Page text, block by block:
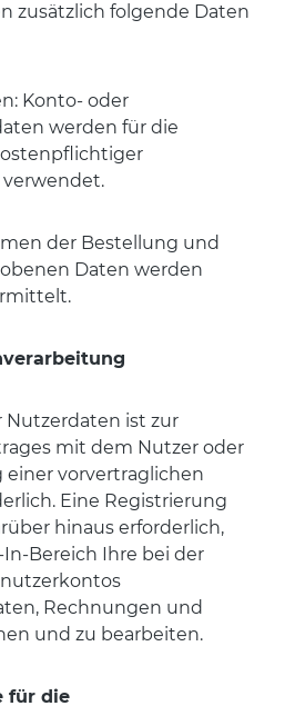
zusätzlich folgende Daten
Konto- oder
werden für die
der Bestellung und
Daten werden
Nutzerdaten ist zur
mit dem Nutzer oder
vorvertraglichen
Eine Registrierung
hinaus erforderlich,
Bereich Ihre bei der
Rechnungen und
und zu bearbeiten.
für die